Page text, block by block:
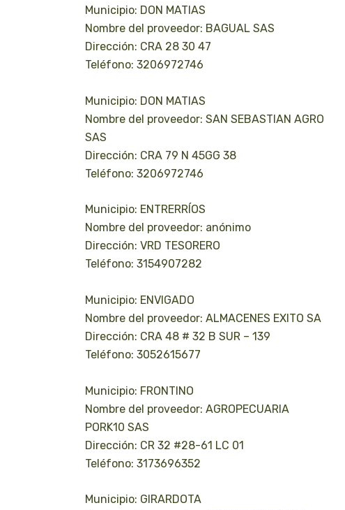
Municipio: DON MATIAS
Nombre del proveedor: BAGUAL SAS
Dirección: CRA 28 30 47
Teléfono: 3206972746
Municipio: DON MATIAS
Nombre del proveedor: SAN SEBASTIAN AGRO
SAS
Dirección: CRA 79 N 45GG 38
Teléfono: 3206972746
Municipio: ENTRERRÍOS
Nombre del proveedor: anónimo
Dirección: VRD TESORERO
Teléfono: 3154907282
Municipio: ENVIGADO
Nombre del proveedor: ALMACENES EXITO SA
Dirección: CRA 48 # 32 B SUR – 139
Teléfono: 3052615677
Municipio: FRONTINO
Nombre del proveedor: AGROPECUARIA
PORK10 SAS
Dirección: CR 32 #28-61 LC 01
Teléfono: 3173696352
Municipio: GIRARDOTA